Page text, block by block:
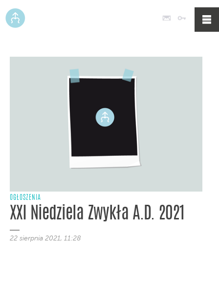
Poczta
OGŁOSZENIA
XXI Niedziela Zwykła A.D. 2021
22 sierpnia 2021, 11:28